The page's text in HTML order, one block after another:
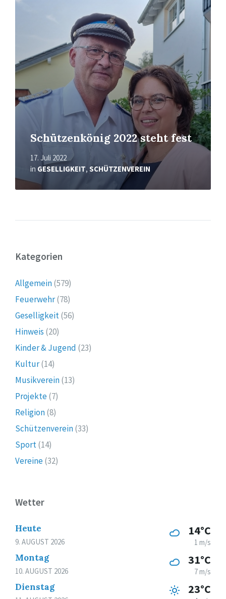
Schützenkönig 2022 steht fest
17. Juli 2022
in GESELLIGKEIT, SCHÜTZENVEREIN
Kategorien
Allgemein(579)
Feuerwehr(78)
Geselligkeit(56)
Hinweis (20)
Kinder & Jugend (23)
Kultur(14)
Musikverein(13)
Projekte(7)
Religion(8)
Schützenverein(33)
Sport(14)
Vereine(32)
Wetter
Heute
9. AUGUST 2026
14°C
1 m/s
Montag
10. AUGUST 2026
31°C
7 m/s
Dienstag 23°C